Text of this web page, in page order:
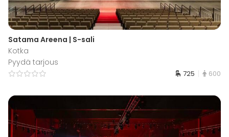
Satama Areena | S-sali
Kotka
Pyydä tarjous
725 600